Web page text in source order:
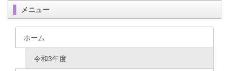
メニュー
ホーム
令和3年度